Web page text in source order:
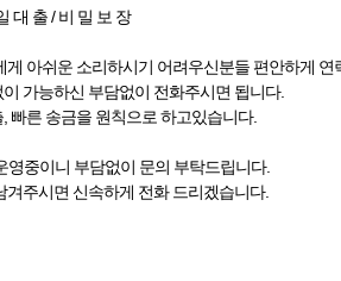
대 출 / 비 밀 보 장
게 아쉬운 소리하시기 어려우신분들 편안하게 연
가능하신 부담없이 전화주시면 됩니다.
빠른 송금을 원칙으로 하고있습니다.
중이니 부담없이 문의 부탁드립니다.
주시면 신속하게 전화 드리겠습니다.